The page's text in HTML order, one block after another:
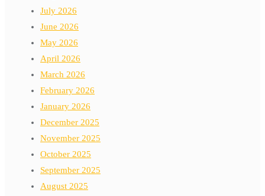
July 2026
June 2026
May 2026
April 2026
March 2026
February 2026
January 2026
December 2025
November 2025
October 2025
September 2025
August 2025